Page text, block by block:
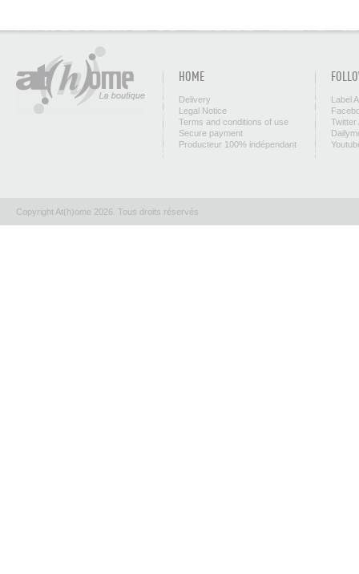
HOME
Delivery
Legal Notice
Terms and conditions of use
Secure payment
Producteur 100% indépendant
Label
Twitter
Copyright At(h)ome 2026. Tous droits réservés